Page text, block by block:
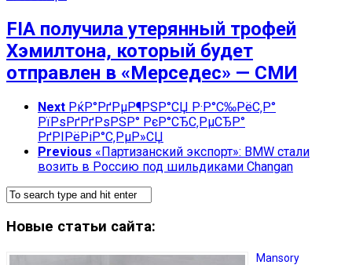
FIA получила утерянный трофей
Хэмилтона, который будет
отправлен в «Мерседес» — СМИ
Next РќР°РґРµР¶РЅР°СЏ Р·Р°С‰РёС‚Р°
РїРѕРґРґРѕРЅР° РєР°СЂС‚РµСЂР°
РґРІРёРіР°С‚РµР»СЏ
Previous «Партизанский экспорт»: BMW стали
возить в Россию под шильдиками Changan
Новые статьи сайта:
Mansory